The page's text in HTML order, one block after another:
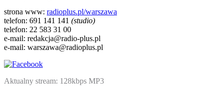
strona www: radioplus.pl/warszawa
telefon: 691 141 141 (studio)
telefon: 22 583 31 00
e-mail: redakcja@radio-plus.pl
e-mail: warszawa@radioplus.pl
Aktualny stream: 128kbps MP3